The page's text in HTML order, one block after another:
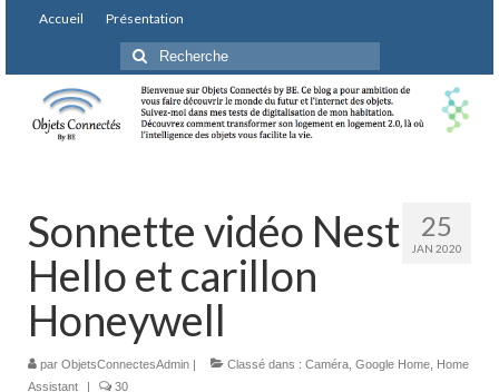
Accueil Présentation
Rechercher
:
25
JAN 2020
Sonnette vidéo Nest
Hello et carillon
Honeywell
par ObjetsConnectesAdmin | Classé dans : Caméra Google Home Home
Assistant
| 30